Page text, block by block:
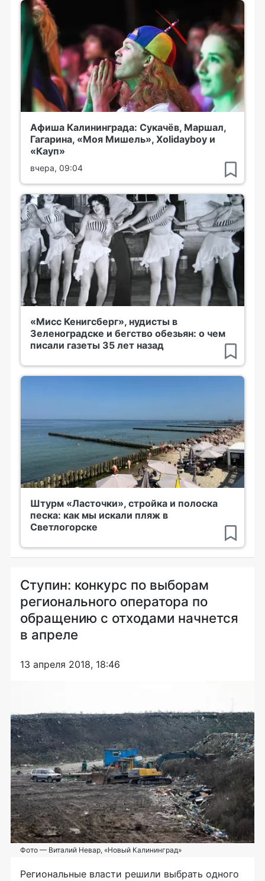
Афиша Калининграда: Сукачёв, Маршал,
Гагарина, «Моя Мишель», Xolidayboy и
«Кауп»
вчера, 09:04
«Мисс Кенигсберг», нудисты в
Зеленоградске и бегство обезьян: о чем
писали газеты 35 лет назад
Штурм «Ласточки», стройка и полоска
песка: как мы искали пляж в
Светлогорске
Ступин: конкурс по выборам
регионального оператора по
обращению с отходами начнется
в апреле
13 апреля 2018, 18:46
Фото — Виталий Невар, «Новый Калининград»
Региональные власти решили выбрать одного